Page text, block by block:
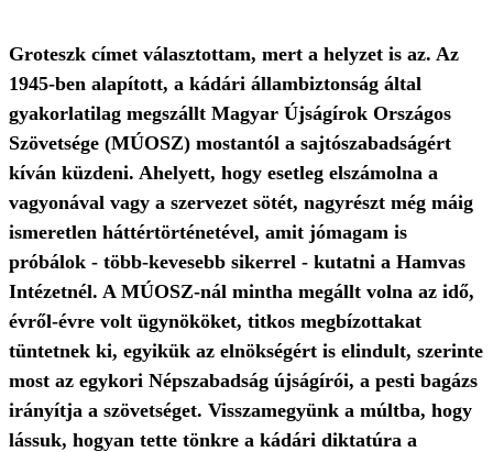
Groteszk címet választottam, mert a helyzet is az. Az
1945-ben alapított, a kádári állambiztonság által
gyakorlatilag megszállt Magyar Újságírok Országos
Szövetsége (MÚOSZ) mostantól a sajtószabadságért
kíván küzdeni. Ahelyett, hogy esetleg elszámolna a
vagyonával vagy a szervezet sötét, nagyrészt még máig
ismeretlen háttértörténetével, amit jómagam is
próbálok - több-kevesebb sikerrel - kutatni a Hamvas
Intézetnél. A MÚOSZ-nál mintha megállt volna az idő,
évről-évre volt ügynököket, titkos megbízottakat
tüntetnek ki, egyikük az elnökségért is elindult, szerinte
most az egykori Népszabadság újságírói, a pesti bagázs
irányítja a szövetséget. Visszamegyünk a múltba, hogy
lássuk, hogyan tette tönkre a kádári diktatúra a